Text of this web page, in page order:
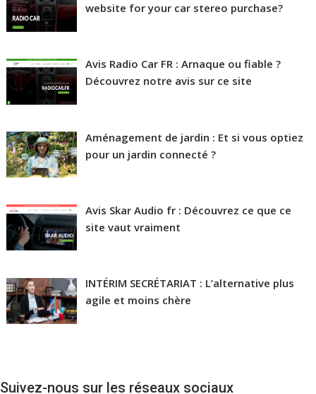
website for your car stereo purchase?
Avis Radio Car FR : Arnaque ou fiable ?
Découvrez notre avis sur ce site
Aménagement de jardin : Et si vous optiez
pour un jardin connecté ?
Avis Skar Audio fr : Découvrez ce que ce
site vaut vraiment
INTÉRIM SECRÉTARIAT : L’alternative plus
agile et moins chère
Suivez-nous sur les réseaux sociaux